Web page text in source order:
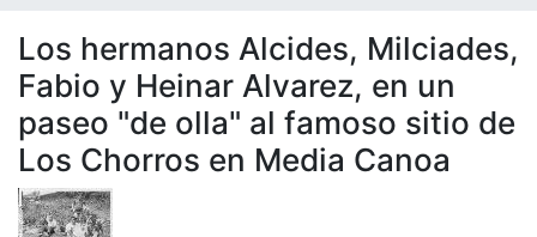
Los hermanos Alcides, Milciades,
Fabio y Heinar Alvarez, en un
paseo "de olla" al famoso sitio de
Los Chorros en Media Canoa